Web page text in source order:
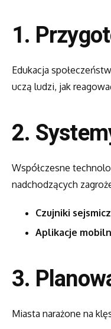
1.
Edukacja
uczą ludzi, jak
2.
Współczesne
nadchodzących
Czujniki
Aplikacje
3.
Miasta narażone na